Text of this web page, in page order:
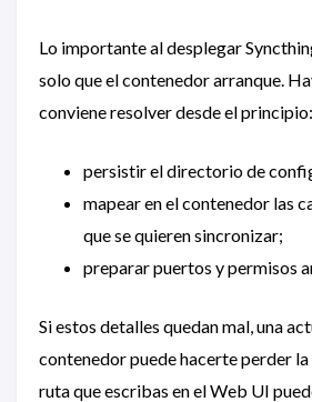
Lo importante al desplegar
solo que el contenedor arranque.
conviene resolver desde el principio:
persistir el directorio de
mapear en el contenedor las
que se quieren sincronizar;
preparar puertos y permisos
Si estos detalles quedan mal, una
contenedor puede hacerte perder
ruta que escribas en el Web UI